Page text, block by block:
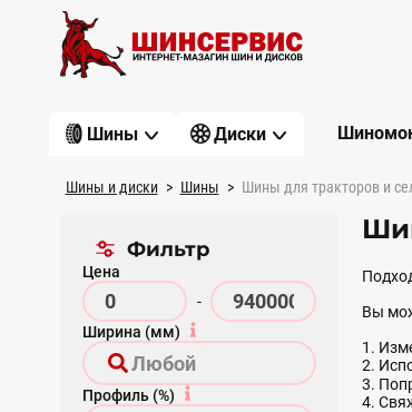
Шины Диски
Шины и диски Шины Шины для тракторов и
Фильтр
Цена
-
Ширина (мм)
Профиль (%)
Вы
1.
2.
3.
4.